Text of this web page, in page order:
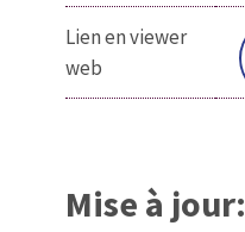
Lien en viewer
web
Mise à jour: